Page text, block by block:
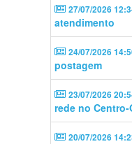
27/07/2026
atendimento
24/07/2026
postagem
23/07/2026
rede no Centro-
20/07/2026